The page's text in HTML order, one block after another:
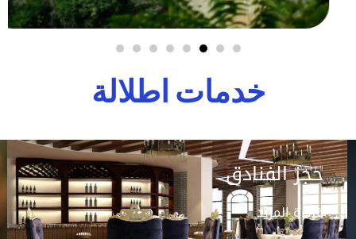
خدمات اطلالة
حجز الفنادق
قراءة المزيد